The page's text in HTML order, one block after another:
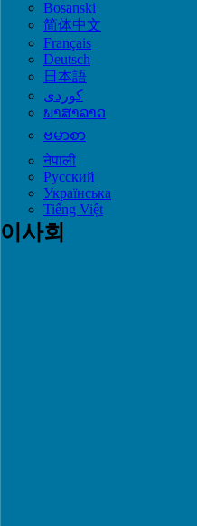
Bosanski
简体中文
Français
Deutsch
日本語
ພາສາລາວ
ဗမာစာ
नेपाली
Русский
Українська
Tiếng Việt
이사회